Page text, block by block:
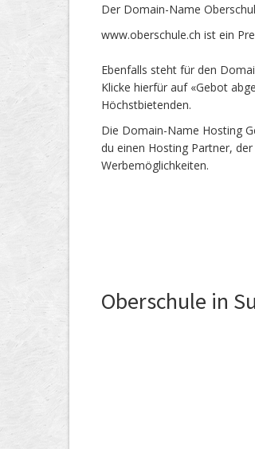
Der Domain-Name
www.oberschule.ch ist ein
Ebenfalls steht für den
Klicke hierfür auf «Gebot
Höchstbietenden.
Die Domain-Name Hosting
du einen Hosting Partner,
Werbemöglichkeiten.
Oberschule in